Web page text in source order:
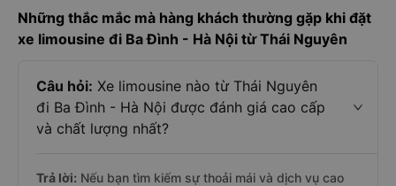
Những thắc mắc mà hàng khách thường gặp khi đặt
xe limousine đi Ba Đình - Hà Nội từ Thái Nguyên
Câu hỏi: Xe limousine nào từ Thái Nguyên
đi Ba Đình - Hà Nội được đánh giá cao cấp
và chất lượng nhất?
Trả lời: Nếu bạn tìm kiếm sự thoải mái và dịch vụ cao